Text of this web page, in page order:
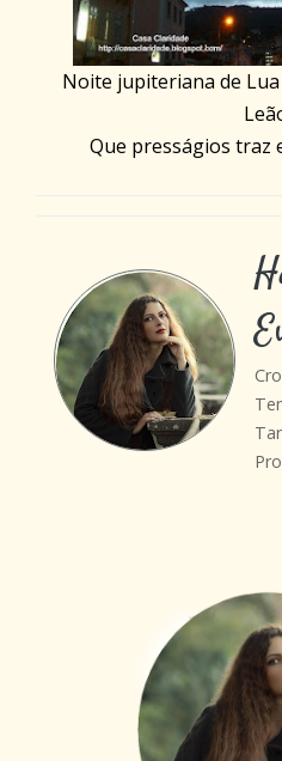
Noite jupiteriana de
Que presságios traz